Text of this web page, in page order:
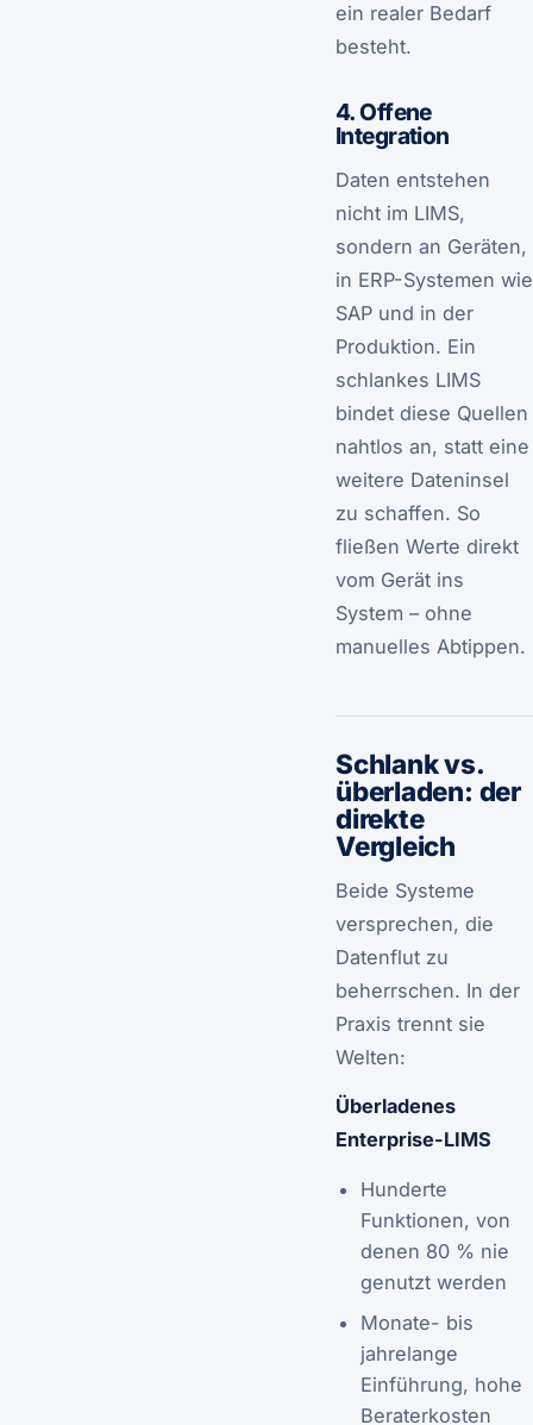
ein realer Bedarf
besteht.
4. Offene
Integration
Daten entstehen
nicht im LIMS,
sondern an Geräten,
in ERP-Systemen wie
SAP und in der
Produktion. Ein
schlankes LIMS
bindet diese Quellen
nahtlos an, statt eine
weitere Dateninsel
zu schaffen. So
fließen Werte direkt
vom Gerät ins
System – ohne
manuelles Abtippen.
Schlank vs.
überladen: der
direkte
Vergleich
Beide Systeme
versprechen, die
Datenflut zu
beherrschen. In der
Praxis trennt sie
Welten:
Überladenes
Enterprise-LIMS
Hunderte
Funktionen, von
denen 80 % nie
genutzt werden
Monate- bis
jahrelange
Einführung, hohe
Beraterkosten